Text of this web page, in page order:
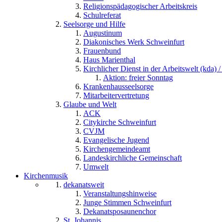
Religionspädagogischer Arbeitskreis
Schulreferat
Seelsorge und Hilfe
Augustinum
Diakonisches Werk Schweinfurt
Frauenbund
Haus Marienthal
Kirchlicher Dienst in der Arbeitswelt (kda) /
Aktion: freier Sonntag
Krankenhausseelsorge
Mitarbeitervertretung
Glaube und Welt
ACK
Citykirche Schweinfurt
CVJM
Evangelische Jugend
Kirchengemeindeamt
Landeskirchliche Gemeinschaft
Umwelt
Kirchenmusik
dekanatsweit
Veranstaltungshinweise
Junge Stimmen Schweinfurt
Dekanatsposaunenchor
St. Johannis